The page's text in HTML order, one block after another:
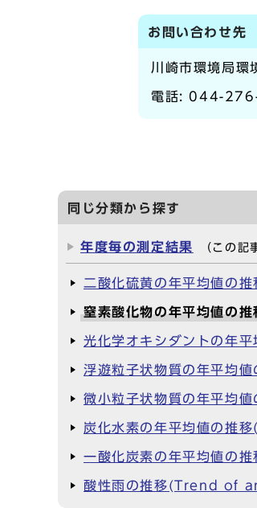
お問い合わせ先
川崎市環境局環
電話: 044-
同じ分類から探す
年度毎の測定結果 （この記
二酸化硫黄の年平均値
窒素酸化物の年平均値
光化学オキシダントの
浮遊粒子状物質の年平
微小粒子状物質の年平
炭化水素の年平均値の
一酸化炭素の年平均値
酸性雨の推移(Trend of